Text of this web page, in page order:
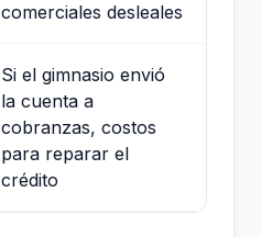
comerciales desleales
Si el gimnasio envió
la cuenta a
cobranzas, costos
para reparar el
crédito